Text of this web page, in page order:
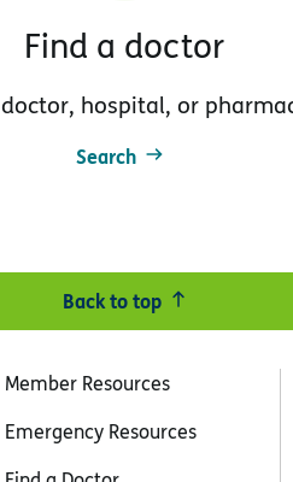
Find a doctor
hospital, or
Search
Back to top
Member Resources
Emergency Resources